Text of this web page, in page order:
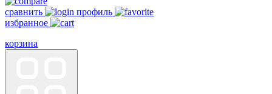
сравнить
профиль
избранное
корзина